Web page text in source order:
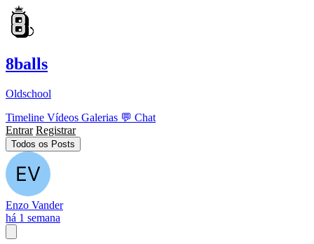
8balls
Oldschool
Timeline Vídeos Galerias 💬 Chat
Entrar Registrar
Todos os Posts
Enzo Vander
há 1 semana